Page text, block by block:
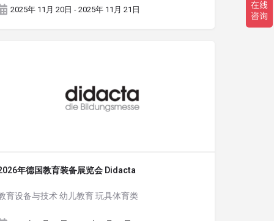
2025年 11月 20日 - 2025年 11月 21日
年德国教育装备展览会 Didacta
育设备与技术 幼儿教育 玩具体育类